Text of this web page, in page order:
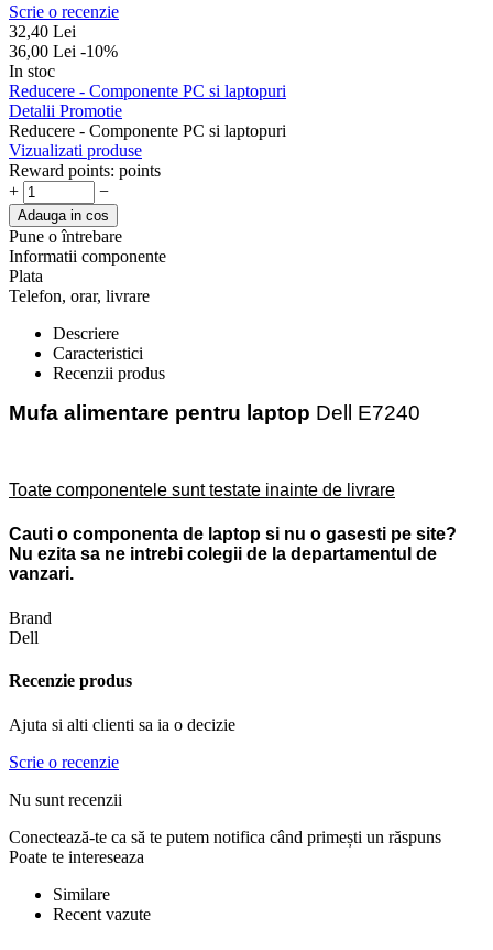
Scrie o recenzie
32,40 Lei
36,00 Lei -10%
In stoc
Reducere - Componente PC si laptopuri
Detalii Promotie
Reducere - Componente PC si laptopuri
Vizualizati produse
Reward points: points
+
−
Adauga in cos
Pune o întrebare
Informatii componente
Plata
Telefon, orar, livrare
Descriere
Caracteristici
Recenzii produs
Mufa alimentare pentru laptop Dell E7240
Toate componentele sunt testate inainte de livrare
Cauti o componenta de laptop si nu o gasesti pe site?
Nu ezita sa ne intrebi colegii de la departamentul de
vanzari.
Brand
Dell
Recenzie produs
Ajuta si alti clienti sa ia o decizie
Scrie o recenzie
Nu sunt recenzii
Conectează-te ca să te putem notifica când primești un răspuns
Poate te intereseaza
Similare
Recent vazute